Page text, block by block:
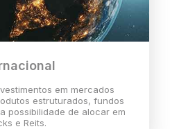
em mercados
estruturados, fundos
possibilidade de alocar em
e Reits.